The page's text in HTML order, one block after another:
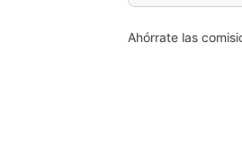
Ahórrate las